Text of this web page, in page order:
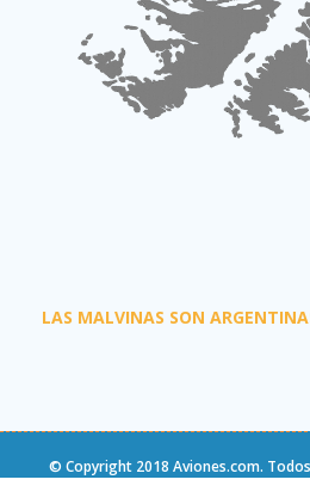
LAS MALVINAS SON
© Copyright 2018 Aviones.com.